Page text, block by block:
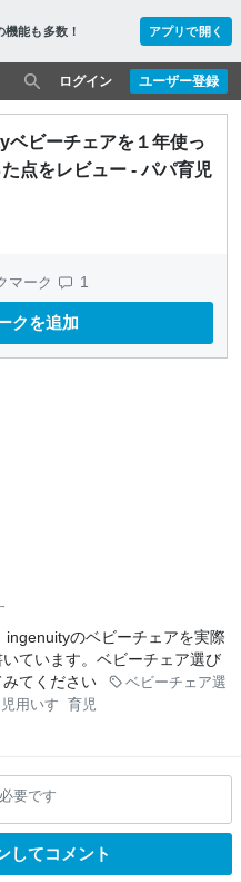
能も多数！ アプリで開く
ユーザー登録
ログイン
ベビーチェアを１年使っ
点をレビュー - パパ育児
マーク 1
クを追加
ingenuityのベビーチェアを実際
ています。ベビーチェア選び
てください
ベビーチェア選
用いす 育児
要です
してコメント